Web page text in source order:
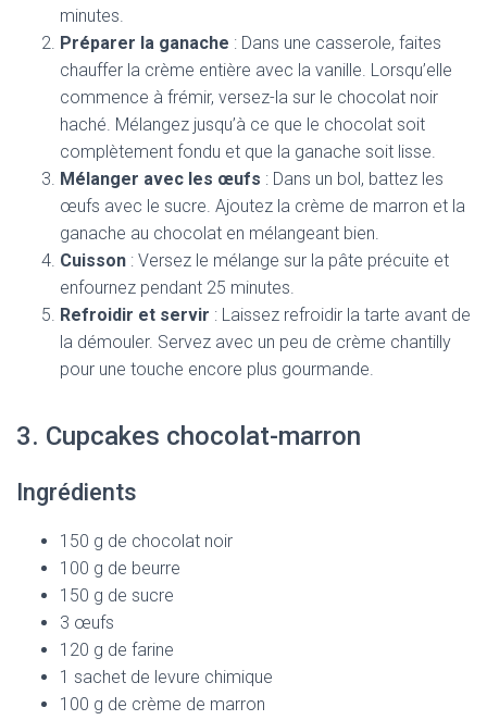
minutes.
Préparer la ganache : Dans une casserole, faites
chauffer la crème entière avec la vanille. Lorsqu’elle
commence à frémir, versez-la sur le chocolat noir
haché. Mélangez jusqu’à ce que le chocolat soit
complètement fondu et que la ganache soit lisse.
Mélanger avec les œufs : Dans un bol, battez les
œufs avec le sucre. Ajoutez la crème de marron et la
ganache au chocolat en mélangeant bien.
Cuisson : Versez le mélange sur la pâte précuite et
enfournez pendant 25 minutes.
Refroidir et servir : Laissez refroidir la tarte avant de
la démouler. Servez avec un peu de crème chantilly
pour une touche encore plus gourmande.
3. Cupcakes chocolat-marron
Ingrédients
150 g de chocolat noir
100 g de beurre
150 g de sucre
3 œufs
120 g de farine
1 sachet de levure chimique
100 g de crème de marron